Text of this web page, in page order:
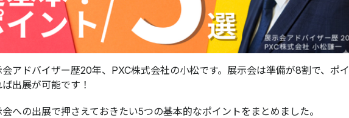
アドバイザー歴20年、PXC株式会社の小松です。展示会は準備が8割で、ポイ
出展が可能です！
への出展で押さえておきたい5つの基本的なポイントをまとめました。